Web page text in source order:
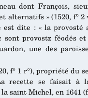
dont François,
alternatifs » (1520, f°
est dite : « la
provostz féodés
une des
f° 1 r°), propriété du
recette se faisait à
saint Michel, en 1641